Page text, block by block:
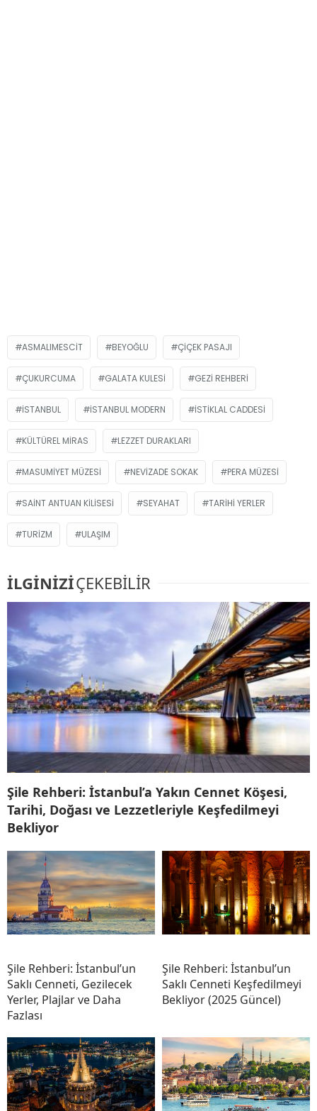
ASMALIMESCIT BEYOĞLU ÇIÇEK PASAJI
ÇUKURCUMA GALATA KULESI GEZI REHBERI
İSTANBUL İSTANBUL MODERN İSTIKLAL CADDESI
KÜLTÜREL MIRAS LEZZET DURAKLARI
MASUMIYET MÜZESI NEVIZADE SOKAK PERA MÜZESI
SAINT ANTUAN KILISESI SEYAHAT TARIHI YERLER
TURIZM ULAŞIM
İLGİNİZİÇEKEBİLİR
Şile Rehberi: İstanbul’a Yakın Cennet Köşesi,
Tarihi, Doğası ve Lezzetleriyle Keşfedilmeyi
Bekliyor
Şile Rehberi: İstanbul’un
Saklı Cenneti, Gezilecek
Yerler, Plajlar ve Daha
Fazlası
Şile Rehberi: İstanbul’un
Saklı Cenneti Keşfedilmeyi
Bekliyor (2025 Güncel)